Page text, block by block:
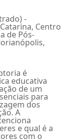
-
Centro
de Pós-
é
educativa
de um
para
dos
A
e qual é a
com o